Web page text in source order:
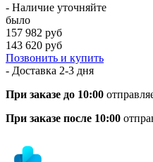
- Наличие уточняйте
было
157 982 руб
143 620 руб
Позвонить и купить
- Доставка 2-3 дня
При заказе до 10:00
При заказе после 10:00